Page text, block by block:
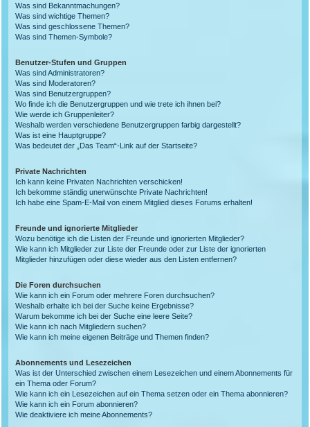
Was sind Bekanntmachungen?
Was sind wichtige Themen?
Was sind geschlossene Themen?
Was sind Themen-Symbole?
Benutzer-Stufen und Gruppen
Was sind Administratoren?
Was sind Moderatoren?
Was sind Benutzergruppen?
Wo finde ich die Benutzergruppen und wie trete ich ihnen bei?
Wie werde ich Gruppenleiter?
Weshalb werden verschiedene Benutzergruppen farbig dargestellt?
Was ist eine Hauptgruppe?
Was bedeutet der „Das Team“-Link auf der Startseite?
Private Nachrichten
Ich kann keine Privaten Nachrichten verschicken!
Ich bekomme ständig unerwünschte Private Nachrichten!
Ich habe eine Spam-E-Mail von einem Mitglied dieses Forums erhalten!
Freunde und ignorierte Mitglieder
Wozu benötige ich die Listen der Freunde und ignorierten Mitglieder?
Wie kann ich Mitglieder zur Liste der Freunde oder zur Liste der ignorierten
Mitglieder hinzufügen oder diese wieder aus den Listen entfernen?
Die Foren durchsuchen
Wie kann ich ein Forum oder mehrere Foren durchsuchen?
Weshalb erhalte ich bei der Suche keine Ergebnisse?
Warum bekomme ich bei der Suche eine leere Seite?
Wie kann ich nach Mitgliedern suchen?
Wie kann ich meine eigenen Beiträge und Themen finden?
Abonnements und Lesezeichen
Was ist der Unterschied zwischen einem Lesezeichen und einem Abonnements für
ein Thema oder Forum?
Wie kann ich ein Lesezeichen auf ein Thema setzen oder ein Thema abonnieren?
Wie kann ich ein Forum abonnieren?
Wie deaktiviere ich meine Abonnements?